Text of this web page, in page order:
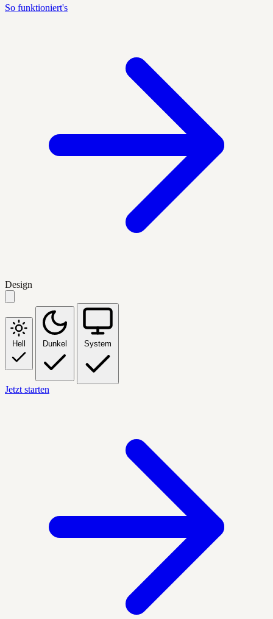
So funktioniert's
Design
Hell Dunkel System
Jetzt starten